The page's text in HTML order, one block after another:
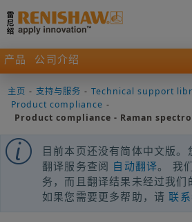
产品 公司介绍
主页 - 支持与服务 - Technical support
Product compliance -
Product compliance - Raman
目前本页还没有简体中文版
翻译服务查阅 自动翻译。 我
务，而且翻译结果未经过我们
如果您需要更多帮助，请联